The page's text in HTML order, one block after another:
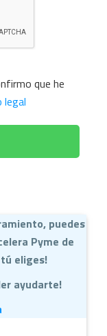
que he
legal
puedes
Pyme de
eliges!
ayudarte!